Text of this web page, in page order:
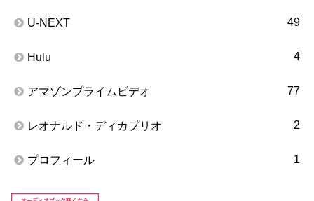
U-NEXT 49
Hulu 4
アマゾンプライムビデオ 77
レオナルド・ディカプリオ 2
プロフィール 1